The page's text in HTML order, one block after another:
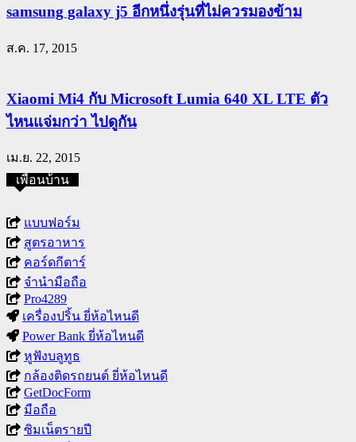
samsung galaxy j5 อีกหนึ่งรุ่นที่ไม่ควรมองข้าม
ส.ค. 17, 2015
Xiaomi Mi4 กับ Microsoft Lumia 640 XL LTE ตัว
ไหนแจ่มกว่า ไปดูกัน
เม.ย. 22, 2015
เพื่อนบ้าน
แบบฟอร์ม
สูตรอาหาร
คอร์ดกีตาร์
จำนำมือถือ
Pro4289
เครื่องปริ้น ยี่ห้อไหนดี
Power Bank ยี่ห้อไหนดี
หูฟังบลูทูธ
กล้องติดรถยนต์ ยี่ห้อไหนดี
GetDocForm
มือถือ
ซิมเน็ตรายปี